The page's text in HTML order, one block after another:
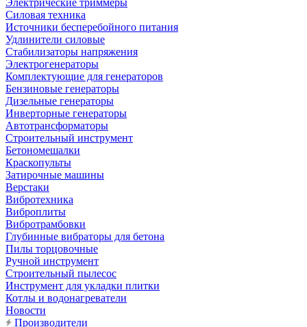
Электрические триммеры
Силовая техника
Источники бесперебойного питания
Удлинители силовые
Стабилизаторы напряжения
Электрогенераторы
Комплектующие для генераторов
Бензиновые генераторы
Дизельные генераторы
Инверторные генераторы
Автотрансформаторы
Строительный инструмент
Бетономешалки
Краскопульты
Затирочные машины
Верстаки
Вибротехника
Виброплиты
Вибротрамбовки
Глубинные вибраторы для бетона
Пилы торцовочные
Ручной инструмент
Строительный пылесос
Инструмент для укладки плитки
Котлы и водонагреватели
Новости
Производители